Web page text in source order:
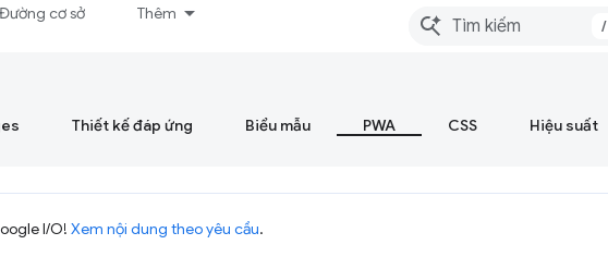
Đường cơ sở Thêm
/
Thiết kế đáp ứng Biểu mẫu PWA CSS Hiệu suất
I/O! Xem nội dung theo yêu cầu.